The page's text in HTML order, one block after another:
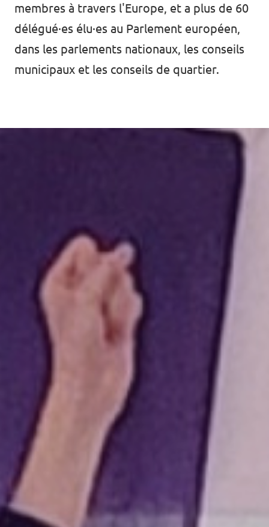
membres à travers l'Europe, et a plus de 60
délégué·es élu·es au Parlement européen,
dans les parlements nationaux, les conseils
municipaux et les conseils de quartier.